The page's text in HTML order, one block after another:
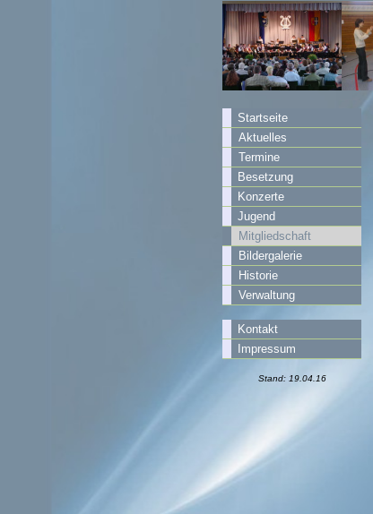
Startseite
Aktuelles
Termine
Besetzung
Konzerte
Jugend
Mitgliedschaft
Bildergalerie
Historie
Verwaltung
Kontakt
Impressum
Stand: 19.04.16